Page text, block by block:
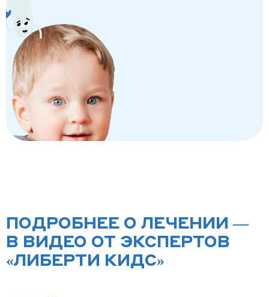
ПОДРОБНЕЕ О ЛЕЧЕНИИ —
В ВИДЕО ОТ ЭКСПЕРТОВ
«ЛИБЕРТИ КИДС»